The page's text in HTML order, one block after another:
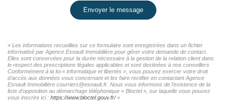
Envoyer le message
« Les informations recueillies sur ce formulaire sont enregistrées dans un fichier
informatisé par Agence Esnault Immobilière pour gérer votre demande de contact.
Elles sont conservées pour la durée nécessaire à la gestion de la relation client dans
le respect des prescriptions légales applicables et sont destinées à nos conseillers
Conformément à la loi « informatique et libertés », vous pouvez exercer votre droit
d'accès aux données vous concernant et les faire rectifier en contactant Agence
Esnault Immobilière courriers@esnault.fr. Nous vous informons de l'existence de la
liste d'opposition au démarchage téléphonique « Bloctel », sur laquelle vous pouvez
vous inscrire ici : https://www.bloctel.gouv.fr/»